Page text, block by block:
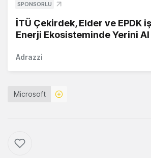
SPONSORLU
İTÜ Çekirdek, Elder ve EPDK
Enerji Ekosisteminde Yerini Al
Adrazzi
Microsoft